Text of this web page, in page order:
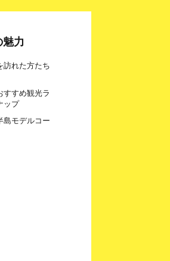
力
訪れた方たち
すすめ観光ラ
ップ
島モデルコー